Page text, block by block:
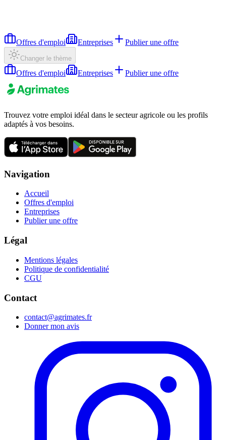
Offres d'emploi Entreprises Publier une offre
Changer le thème
Offres d'emploi Entreprises Publier une offre
Trouvez votre emploi idéal dans le secteur agricole ou les profils
adaptés à vos besoins.
Navigation
Accueil
Offres d'emploi
Entreprises
Publier une offre
Légal
Mentions légales
Politique de confidentialité
CGU
Contact
contact@agrimates.fr
Donner mon avis